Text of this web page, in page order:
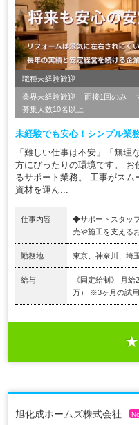
職種未経験歓迎
業界未経験歓迎 面接1回のみ
募集人数10名以上
未経験でも安心！シンプル業
「難しい仕事は不安」「無
方にぴったりの環境です。 お
るサポート業務。 工事がスム
資材を運ん...
仕事内容
◆サポートスタッ
売や施⼯を⽀える
勤務地 東京、神奈川、埼
給与
《固定給制》 月
万） ※3ヶ⽉の試⽤
旭化成ホームズ株式会社